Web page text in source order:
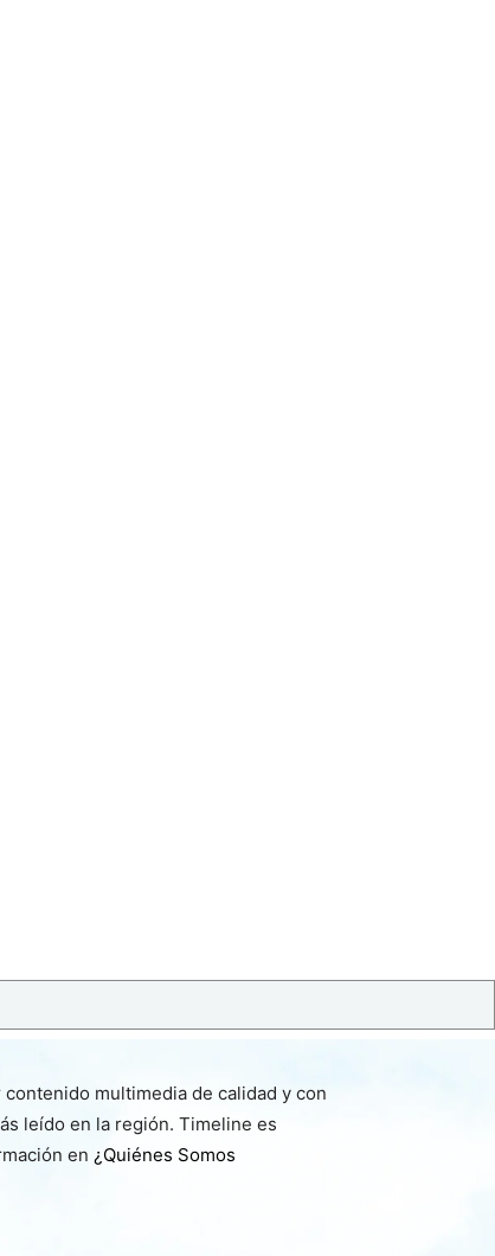
multimedia de calidad y con
leído en la región. Timeline es
en ¿Quiénes Somos